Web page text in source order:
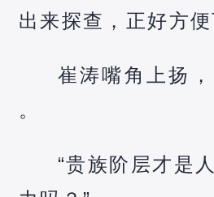
出来探查，正好方便
崔涛嘴角上扬
。
“贵族阶层才是